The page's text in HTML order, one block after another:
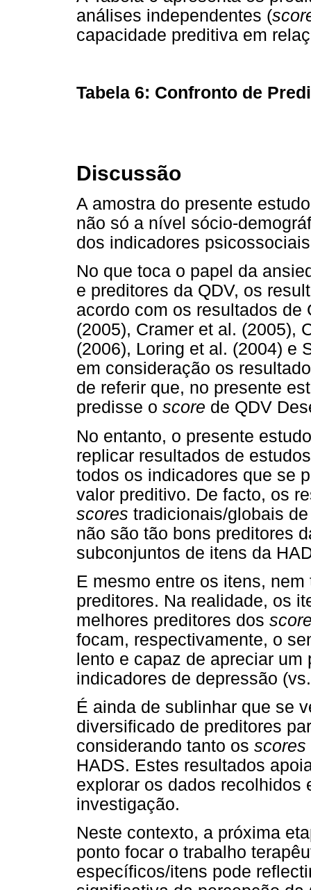
análises independentes (
capacidade preditiva em
Tabela 6: Confronto de
Discussão
A amostra do presente
não só a nível sócio-
dos indicadores
No que toca o papel da
e preditores da QDV, os
acordo com os resultados de
(2005), Cramer et al. (2005),
(2006), Loring et al. (2004) e
em consideração os
de referir que, no presente
predisse o score de QDV
No entanto, o presente
replicar resultados de
todos os indicadores que se
valor preditivo. De facto, os
scores tradicionais/globais
não são tão bons preditores
subconjuntos de itens da
E mesmo entre os itens,
preditores. Na realidade, os
melhores preditores dos
focam, respectivamente, o
lento e capaz de apreciar
indicadores de depressão
É ainda de sublinhar que se
diversificado de preditores
considerando tanto os scores
HADS. Estes resultados
explorar os dados recolhidos
investigação.
Neste contexto, a próxima
ponto focar o trabalho
específicos/itens pode